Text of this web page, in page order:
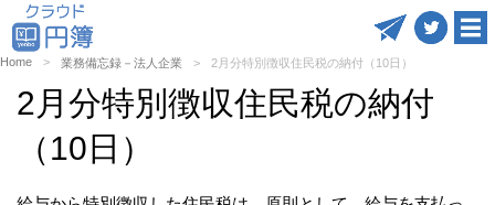
Home 業務備忘録－法人企業 2月分特別徴収住民税の納付（10日）
2月分特別徴収住民税の納付
（10日）